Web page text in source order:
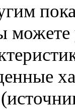
можете